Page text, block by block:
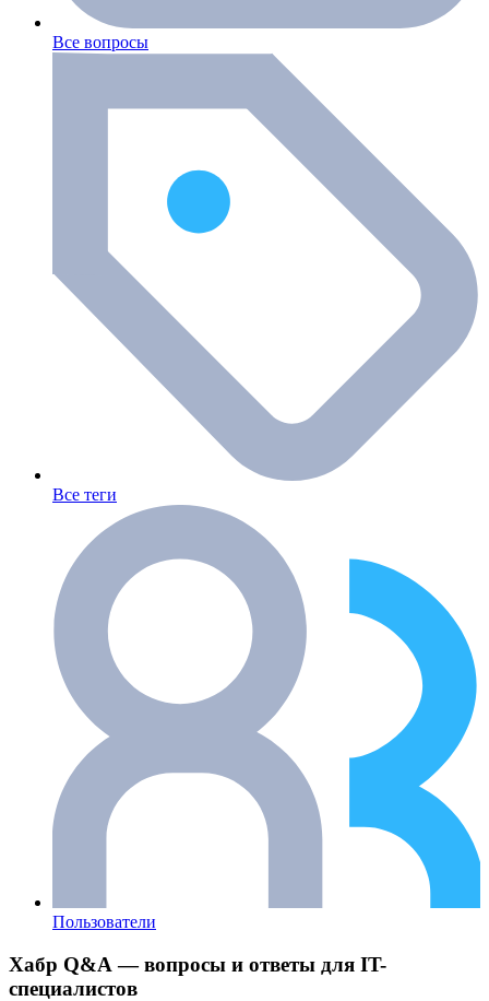
Все вопросы
Все теги
Пользователи
Хабр Q&A — вопросы и ответы для IT-
специалистов